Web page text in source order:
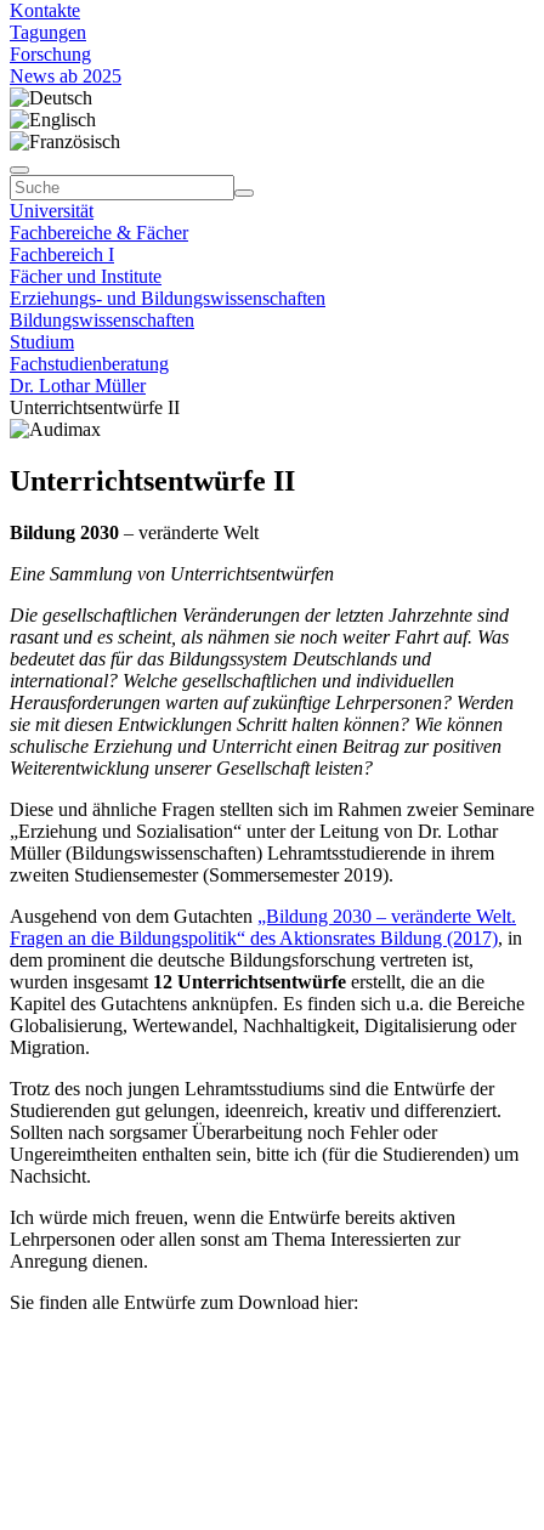
Kontakte
Tagungen
Forschung
News ab 2025
Universität
Fachbereiche & Fächer
Fachbereich I
Fächer und Institute
Erziehungs- und Bildungswissenschaften
Bildungswissenschaften
Studium
Fachstudienberatung
Dr. Lothar Müller
Unterrichtsentwürfe II
Unterrichtsentwürfe II
Bildung 2030 – veränderte Welt
Eine Sammlung von Unterrichtsentwürfen
Die gesellschaftlichen Veränderungen der letzten Jahrzehnte sind
rasant und es scheint, als nähmen sie noch weiter Fahrt auf. Was
bedeutet das für das Bildungssystem Deutschlands und
international? Welche gesellschaftlichen und individuellen
Herausforderungen warten auf zukünftige Lehrpersonen? Werden
sie mit diesen Entwicklungen Schritt halten können? Wie können
schulische Erziehung und Unterricht einen Beitrag zur positiven
Weiterentwicklung unserer Gesellschaft leisten?
Diese und ähnliche Fragen stellten sich im Rahmen zweier Seminare
„Erziehung und Sozialisation“ unter der Leitung von Dr. Lothar
Müller (Bildungswissenschaften) Lehramtsstudierende in ihrem
zweiten Studiensemester (Sommersemester 2019).
Ausgehend von dem Gutachten „Bildung 2030 – veränderte Welt.
Fragen an die Bildungspolitik“ des Aktionsrates Bildung (2017), in
dem prominent die deutsche Bildungsforschung vertreten ist,
wurden insgesamt 12 Unterrichtsentwürfe erstellt, die an die
Kapitel des Gutachtens anknüpfen. Es finden sich u.a. die Bereiche
Globalisierung, Wertewandel, Nachhaltigkeit, Digitalisierung oder
Migration.
Trotz des noch jungen Lehramtsstudiums sind die Entwürfe der
Studierenden gut gelungen, ideenreich, kreativ und differenziert.
Sollten nach sorgsamer Überarbeitung noch Fehler oder
Ungereimtheiten enthalten sein, bitte ich (für die Studierenden) um
Nachsicht.
Ich würde mich freuen, wenn die Entwürfe bereits aktiven
Lehrpersonen oder allen sonst am Thema Interessierten zur
Anregung dienen.
Sie finden alle Entwürfe zum Download hier: